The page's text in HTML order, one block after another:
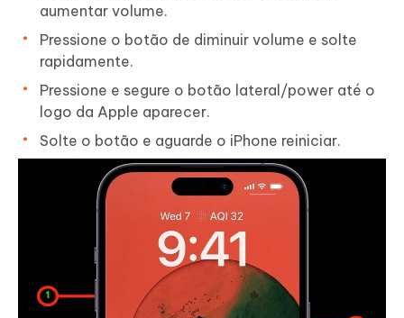
aumentar volume.
Pressione o botão de diminuir volume e solte
rapidamente.
Pressione e segure o botão lateral/power até o
logo da Apple aparecer.
Solte o botão e aguarde o iPhone reiniciar.